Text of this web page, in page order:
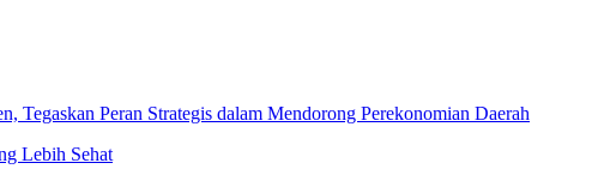
Peran Strategis dalam Mendorong Perekonomian Daerah
Lebih Sehat